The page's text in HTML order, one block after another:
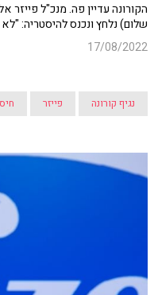
הקורונה עדיין פה. מנכ"ל פייזר
שלום) נלחץ ונכנס להיסטריה:
17/08/2022
נגיף קורונה פייזר